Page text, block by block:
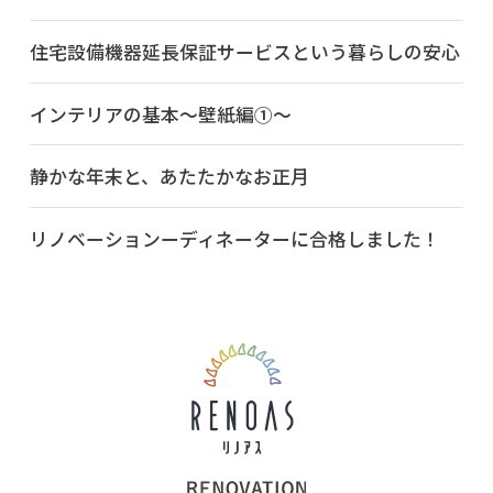
住宅設備機器延長保証サービスという暮らしの安心
インテリアの基本～壁紙編①～
静かな年末と、あたたかなお正月
リノベーションーディネーターに合格しました！